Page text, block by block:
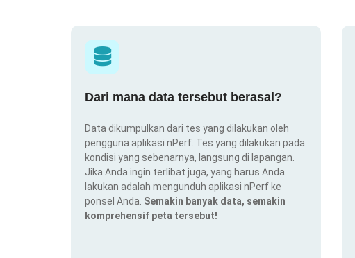
Dari mana data tersebut berasal?
Data dikumpulkan dari tes yang dilakukan oleh
pengguna aplikasi nPerf. Tes yang dilakukan pada
kondisi yang sebenarnya, langsung di lapangan.
Jika Anda ingin terlibat juga, yang harus Anda
lakukan adalah mengunduh aplikasi nPerf ke
ponsel Anda. Semakin banyak data, semakin
komprehensif peta tersebut!